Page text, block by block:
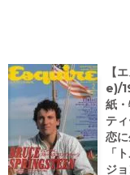
【
e)/
紙
テ
恋
「
ジ